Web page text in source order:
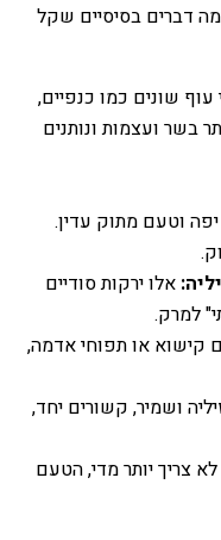
דברים בסיסיים שקל
שונים כמו כנפיים,
בשר ועצמות ונותנים
וטעם מתוק עדין.
אלו ירקות סודיים
למרק.
קישוא או תפוחי אדמה,
ושמיר, קשורים יחד,
צריך יותר מדי, הטעם